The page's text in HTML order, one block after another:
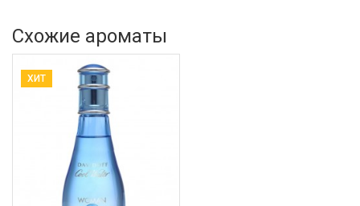
Схожие ароматы
ХИТ